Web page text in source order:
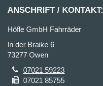
ANSCHRIFT / KONTAKT:
Höfle GmbH Fahrräder
In der Braike 6
73277 Owen
07021 59223
07021 85755